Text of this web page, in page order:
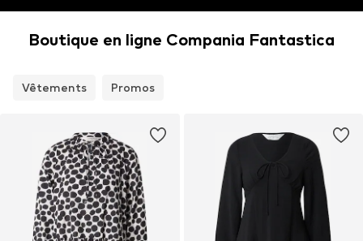
Boutique en ligne Compania Fantastica
Vêtements Promos